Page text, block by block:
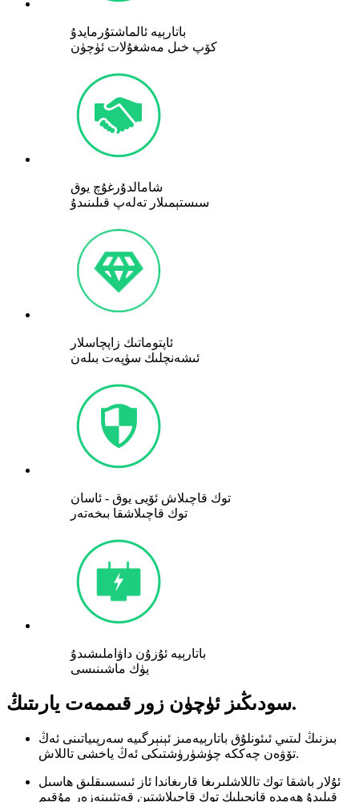
باتارېيە ئالماشتۇرمايدۇ
كۆپ خىل مەشغۇلات ئۈچۈن
شامالدۇرغۇچ يوق
سىستېمىلار تەلەپ قىلىنىدۇ
ئاپتوماتىك زاپچاسلار
ئىشەنچلىك سۈپەت بىلەن
توك قاچىلاش ئۆيى يوق - ئاسان
توك قاچىلاشقا بىخەتەر
باتارېيە ئۇزۇن داۋاملىشىدۇ
يۈك ماشىنىسى
سودىڭىز ئۈچۈن زور قىممەت يارىتىڭ.
بىزنىڭ لىتىي ئىئونلۇق باتارېيەمىز ئېنېرگىيە سەرپىياتىنى ئەڭ
تۆۋەن چەككە چۈشۈرۈشتىكى ئەڭ ياخشى تاللاش.
ئۇلار باشقا توك تاللاشلىرىغا قارىغاندا ئاز ئىسسىقلىق ھاسىل
قىلىدۇ ھەمدە قانچىلىك توك قاچىلاشتىن قەتئىينەزەر مۇقىم